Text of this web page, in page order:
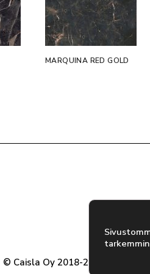
MARQUINA RED GOLD
© Caisla Oy 2018-2026
tarkemmin